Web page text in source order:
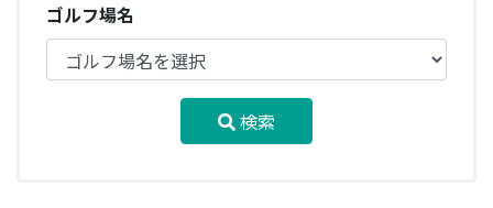
ゴルフ場名
検索